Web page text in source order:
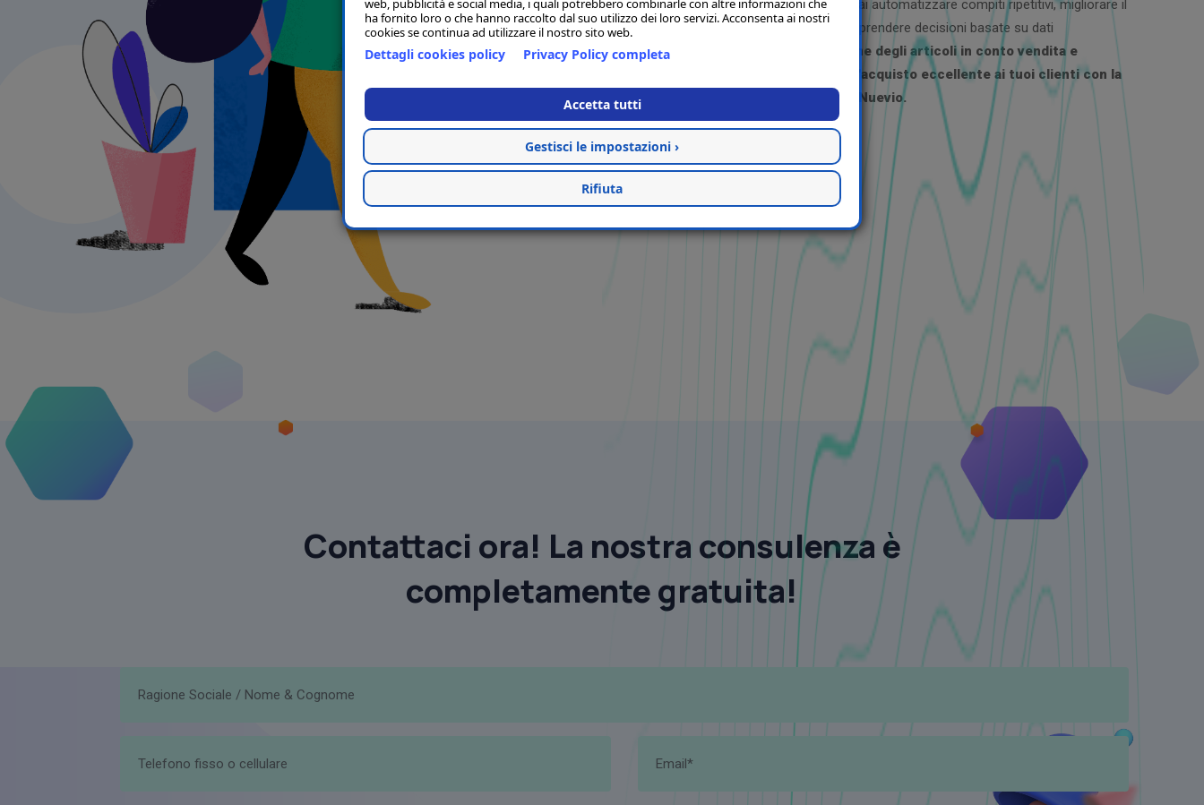
dettagliata. ConNuevio , potrai automatizzare compiti ripetitivi, migliorare il
controllo sul tuo inventario e prendere decisioni basate su dati
Ottimizza la gestione degli articoli in conto vendita e
garantisci un'esperienza d'acquisto eccellente ai tuoi clienti con la
potenza e la precisione di Nuevio.
Contattaci ora! La nostra consulenza è
completamente gratuita!
web, pubblicità e social media, i quali potrebbero combinarle con altre informazioni che
ha fornito loro o che hanno raccolto dal suo utilizzo dei loro servizi. Acconsenta ai nostri
cookies se continua ad utilizzare il nostro sito web.
Dettagli cookies policy Privacy Policy completa
Accetta tutti
Gestisci le impostazioni ›
Rifiuta